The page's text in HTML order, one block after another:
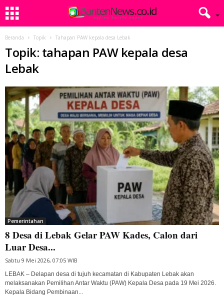
Beranda Topik Tahapan PAW kepala desa Lebak
Topik: tahapan PAW kepala desa
Lebak
Pemerintahan
8 Desa di Lebak Gelar PAW Kades, Calon dari
Luar Desa...
Sabtu 9 Mei 2026, 07:05 WIB
LEBAK – Delapan desa di tujuh kecamatan di Kabupaten Lebak akan
melaksanakan Pemilihan Antar Waktu (PAW) Kepala Desa pada 19 Mei 2026.
Kepala Bidang Pembinaan...